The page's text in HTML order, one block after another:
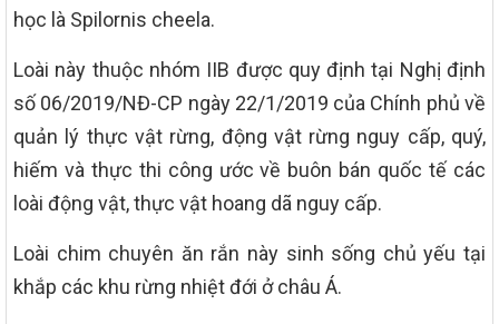
học là Spilornis cheela.
Loài này thuộc nhóm IIB được quy định tại Nghị định
số 06/2019/NĐ-CP ngày 22/1/2019 của Chính phủ về
quản lý thực vật rừng, động vật rừng nguy cấp, quý,
hiếm và thực thi công ước về buôn bán quốc tế các
loài động vật, thực vật hoang dã nguy cấp.
Loài chim chuyên ăn rắn này sinh sống chủ yếu tại
khắp các khu rừng nhiệt đới ở châu Á.